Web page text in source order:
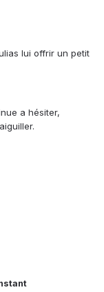
lui offrir un petit
a hésiter,